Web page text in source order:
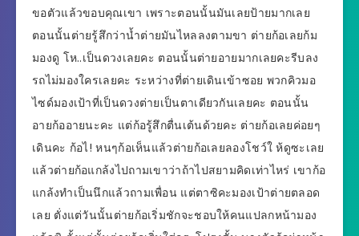
ขอตัวแล้วขอบคุณเขา เพราะตอนนั้นมันเลยป้ายมากเลย
ตอนนั้นต่ายรู้สึกว่าน้ำต่ายมันไหลลงตามขา ต่ายก้อเลยก้ม
มองดู โห..เป็นดวงเลยคะ ตอนนั้นต่ายอายมากเลยคะรีบลง
รถไม่มองใครเลยคะ ระหว่างที่ต่ายเดินเข้าซอย พวกคิวมอ
ไซด์มองเป้าที่เป็นดวงต่ายเป็นตาเดียวกันเลยคะ ตอนนั้น
อายก้ออายนะคะ แต่ก้อรู้สึกตื่นเต้นด้วยคะ ต่ายก้อเลยค่อยๆ
เดินคะ ก้อไ! หนๆก้อเห็นแล้วต่ายก้อเลยลองโชว์ใ ห้ดูซะเลย
แล้วต่ายก้อแกล้งไปถามเขาว่าถ้าไปสยามคิดเท่าไหร่ เขาก้อ
แกล้งทำเป็นนึกแล้วถามเพื่อน แต่ตาซิคะมองเป้าต่ายตลอด
เลย ตั่งแต่วันนั้นต่ายก้อเริ่มชักจะชอบให้คนแปลกหน้ามอง